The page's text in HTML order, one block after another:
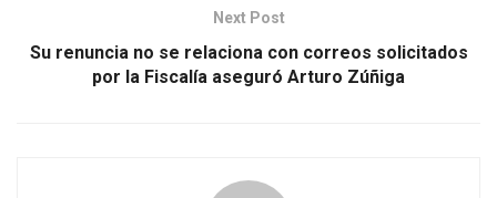
Next Post
Su renuncia no se relaciona con correos solicitados
por la Fiscalía aseguró Arturo Zúñiga